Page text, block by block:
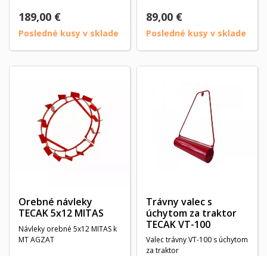
189,00 €
Posledné kusy v sklade
89,00 €
Posledné kusy v sklade
Orebné návleky
TECAK 5x12 MITAS
Návleky orebné 5x12 MITAS k
MT AGZAT
Trávny valec s
úchytom za traktor
TECAK VT-100
Valec trávny VT-100 s úchytom
za traktor